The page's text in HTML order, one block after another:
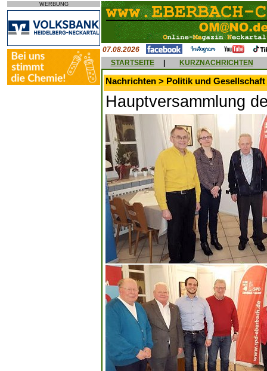
WERBUNG
07.08.2026
STARTSEITE
KURZNACHRICHTEN
Nachrichten > Politik und Gesellschaft
Hauptversammlung